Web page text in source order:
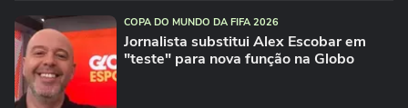
COPA DO MUNDO DA FIFA 2026
Jornalista substitui Alex Escobar em
"teste" para nova função na Globo